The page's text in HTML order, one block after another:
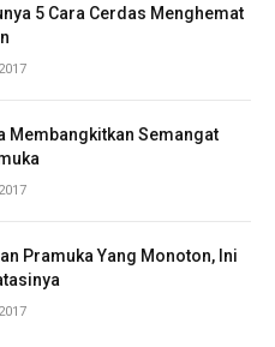
5 Cara Cerdas Menghemat
Membangkitkan Semangat
Pramuka Yang Monoton, Ini